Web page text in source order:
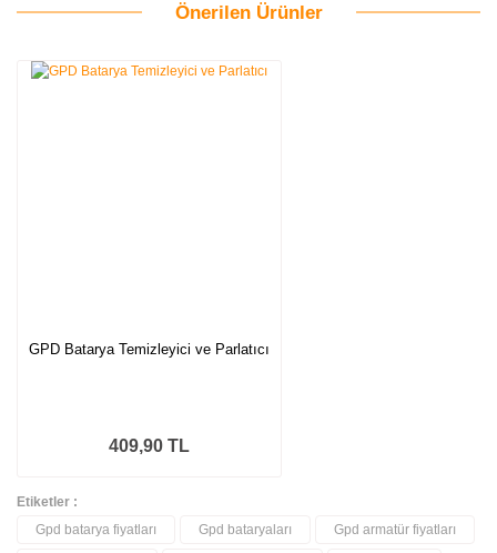
Önerilen Ürünler
GPD Batarya Temizleyici ve Parlatıcı
409,90 TL
Etiketler :
Gpd batarya fiyatları
Gpd bataryaları Gpd armatür fiyatları